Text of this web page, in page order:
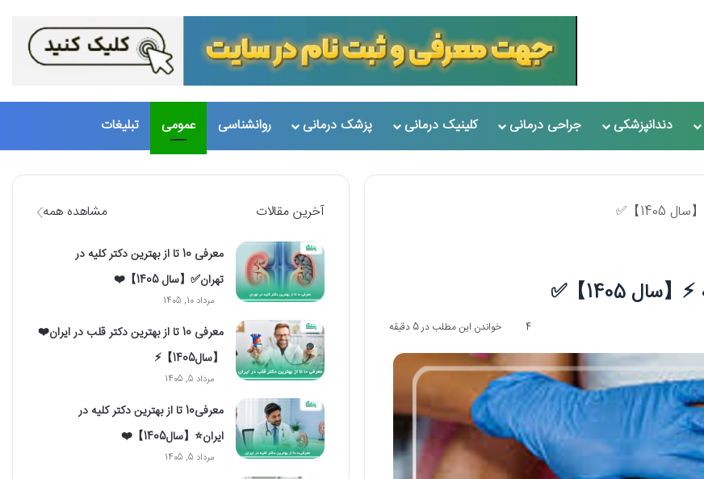
دندانپزشکی جراحی درمانی کلینیک درمانی پزشک درمانی روانشناسی عمومی تبلیغات
4 خواندن این مطلب در 5 دقیقه
آخرین مقالات مشاهده همه
معرفی 10 تا از بهترین دکتر کلیه در
تهران✅【سال 1405】❤️
مرداد 10, 1405
معرفی 10 تا از بهترین دکتر قلب در ایران❤️
【سال1405】⚡️
مرداد 5, 1405
معرفی10 تا از بهترین دکتر کلیه در
ایران⭐【سال1405】❤️
مرداد 5, 1405